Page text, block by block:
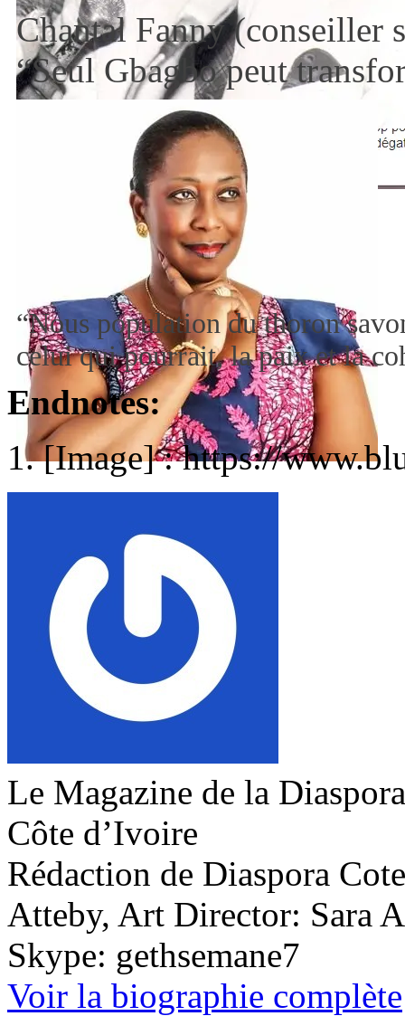
Chantal Fanny (conseiller
“Seul Gbagbo peut
“Nous population du thoron
celui qui pourrait, la paix et la
Endnotes:
[Image] : https://
Le Magazine de la
Côte d’Ivoire
Rédaction de Diaspora
Atteby, Art Director: Sara
Skype: gethsemane7
Voir la biographie complète